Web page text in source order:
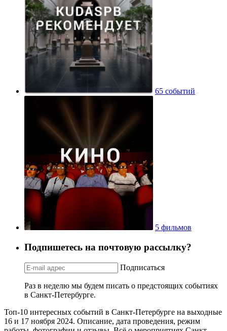
65 событий
5 фильмов
Подпишетесь на почтовую рассылку?
Подписаться
Раз в неделю мы будем писать о предстоящих событиях
в Санкт-Петербурге.
Топ-10 интересных событий в Санкт-Петербурге на выходные
16 и 17 ноября 2024. Описание, дата проведения, режим